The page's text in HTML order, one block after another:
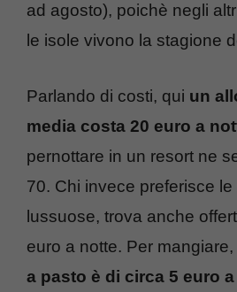
ad agosto), poichè negli
le isole vivono la stagione
Parlando di costi, qui un
media costa 20 euro a
pernottare in un resort ne
70. Chi invece preferisce
lussuose, trova anche
euro a notte. Per mangiare,
a pasto è di circa 5 euro